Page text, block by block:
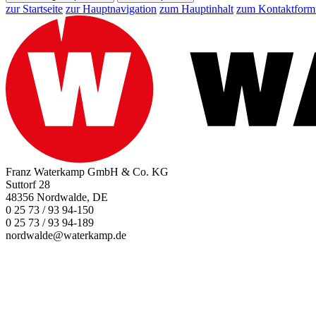
zur Startseite zur Hauptnavigation zum Hauptinhalt zum
Franz Waterkamp GmbH & Co. KG
Suttorf 28
48356 Nordwalde, DE
0 25 73 / 93 94-150
0 25 73 / 93 94-189
nordwalde@waterkamp.de